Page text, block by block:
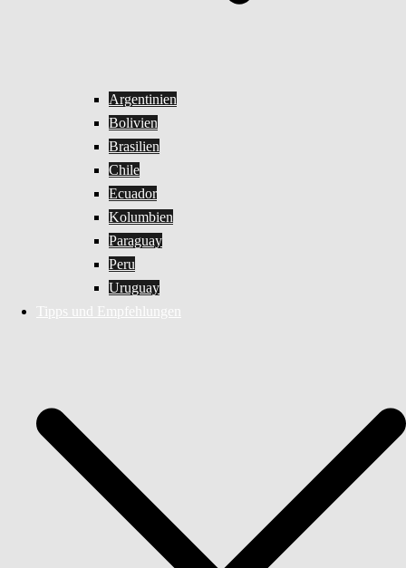
Argentinien
Bolivien
Brasilien
Chile
Ecuador
Kolumbien
Paraguay
Peru
Uruguay
Tipps und Empfehlungen